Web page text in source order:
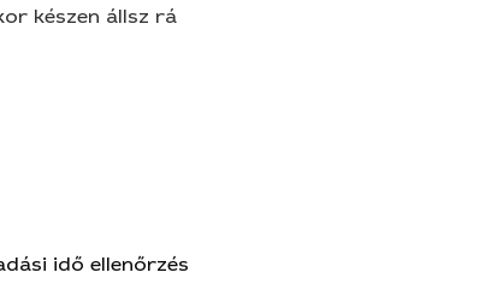
készen állsz rá
idő ellenőrzés